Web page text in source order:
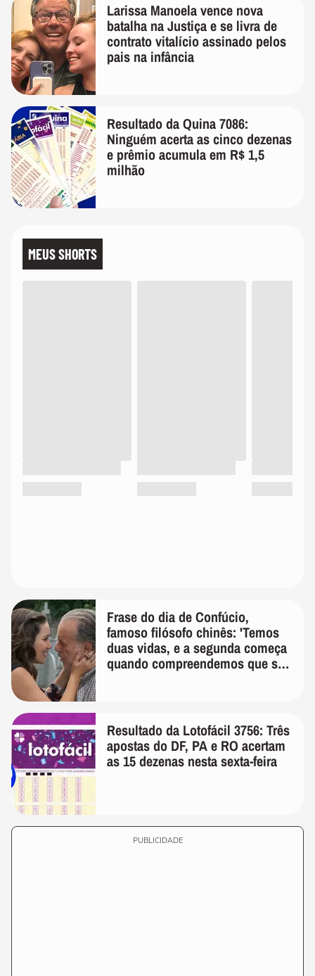
Larissa Manoela vence nova
batalha na Justiça e se livra de
contrato vitalício assinado pelos
pais na infância
Resultado da Quina 7086:
Ninguém acerta as cinco dezenas
e prêmio acumula em R$ 1,5
milhão
MEUS SHORTS
Frase do dia de Confúcio,
famoso filósofo chinês: 'Temos
duas vidas, e a segunda começa
quando compreendemos que só
Resultado da Lotofácil 3756: Três
apostas do DF, PA e RO acertam
as 15 dezenas nesta sexta-feira
PUBLICIDADE